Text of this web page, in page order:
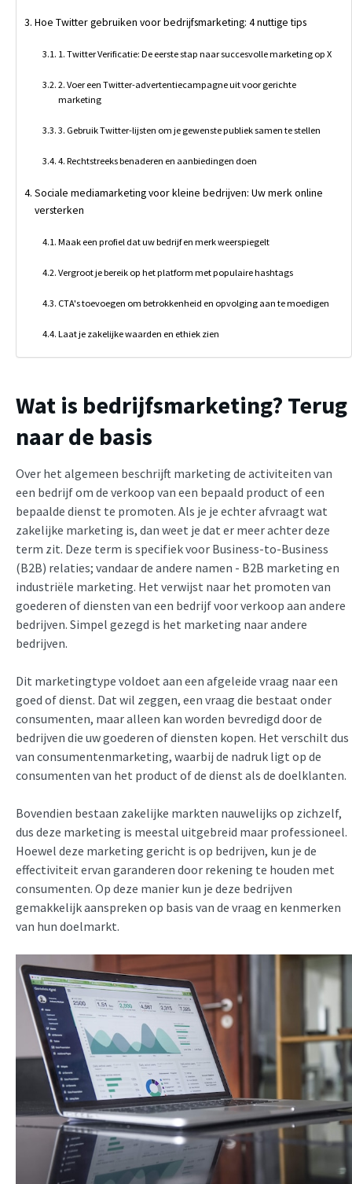
Hoe Twitter gebruiken voor bedrijfsmarketing: 4 nuttige tips
1. Twitter Verificatie: De eerste stap naar succesvolle marketing op X
2. Voer een Twitter-advertentiecampagne uit voor gerichte
marketing
3. Gebruik Twitter-lijsten om je gewenste publiek samen te stellen
4. Rechtstreeks benaderen en aanbiedingen doen
Sociale mediamarketing voor kleine bedrijven: Uw merk online
versterken
Maak een profiel dat uw bedrijf en merk weerspiegelt
Vergroot je bereik op het platform met populaire hashtags
CTA's toevoegen om betrokkenheid en opvolging aan te moedigen
Laat je zakelijke waarden en ethiek zien
Wat is bedrijfsmarketing? Terug
naar de basis
Over het algemeen beschrijft marketing de activiteiten van
een bedrijf om de verkoop van een bepaald product of een
bepaalde dienst te promoten. Als je je echter afvraagt wat
zakelijke marketing is, dan weet je dat er meer achter deze
term zit. Deze term is specifiek voor Business-to-Business
(B2B) relaties; vandaar de andere namen - B2B marketing en
industriële marketing. Het verwijst naar het promoten van
goederen of diensten van een bedrijf voor verkoop aan andere
bedrijven. Simpel gezegd is het marketing naar andere
bedrijven.
Dit marketingtype voldoet aan een afgeleide vraag naar een
goed of dienst. Dat wil zeggen, een vraag die bestaat onder
consumenten, maar alleen kan worden bevredigd door de
bedrijven die uw goederen of diensten kopen. Het verschilt dus
van consumentenmarketing, waarbij de nadruk ligt op de
consumenten van het product of de dienst als de doelklanten.
Bovendien bestaan zakelijke markten nauwelijks op zichzelf,
dus deze marketing is meestal uitgebreid maar professioneel.
Hoewel deze marketing gericht is op bedrijven, kun je de
effectiviteit ervan garanderen door rekening te houden met
consumenten. Op deze manier kun je deze bedrijven
gemakkelijk aanspreken op basis van de vraag en kenmerken
van hun doelmarkt.